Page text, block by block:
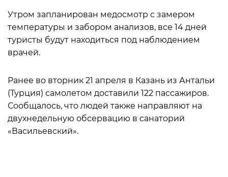
Утром запланирован медосмотр с замером
температуры и забором анализов, все 14 дней
туристы будут находиться под наблюдением
врачей.
Ранее во вторник 21 апреля в Казань из Антальи
(Турция) самолетом доставили 122 пассажиров.
Сообщалось, что людей также направляют на
двухнедельную обсервацию в санаторий
«Васильевский».